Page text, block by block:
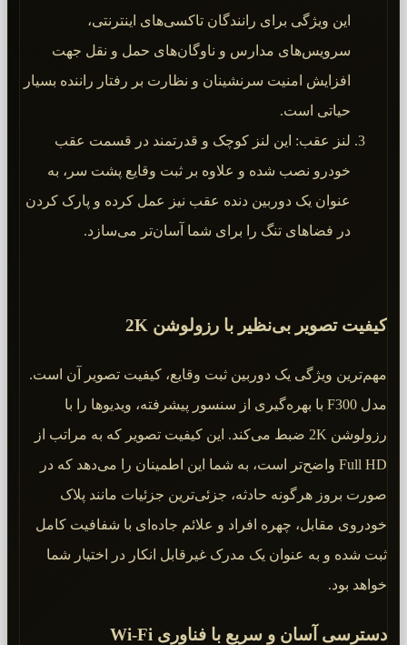
این ویژگی برای رانندگان تاکسی‌های اینترنتی،
سرویس‌های مدارس و ناوگان‌های حمل و نقل جهت
افزایش امنیت سرنشینان و نظارت بر رفتار راننده بسیار
حیاتی است.
لنز عقب: این لنز کوچک و قدرتمند در قسمت عقب
خودرو نصب شده و علاوه بر ثبت وقایع پشت سر، به
عنوان یک دوربین دنده عقب نیز عمل کرده و پارک کردن
در فضاهای تنگ را برای شما آسان‌تر می‌سازد.
کیفیت تصویر بی‌نظیر با رزولوشن 2K
مهم‌ترین ویژگی یک دوربین ثبت وقایع، کیفیت تصویر آن است.
مدل F300 با بهره‌گیری از سنسور پیشرفته، ویدیوها را با
رزولوشن 2K ضبط می‌کند. این کیفیت تصویر که به مراتب از
Full HD واضح‌تر است، به شما این اطمینان را می‌دهد که در
صورت بروز هرگونه حادثه، جزئی‌ترین جزئیات مانند پلاک
خودروی مقابل، چهره افراد و علائم جاده‌ای با شفافیت کامل
ثبت شده و به عنوان یک مدرک غیرقابل انکار در اختیار شما
خواهد بود.
دسترسی آسان و سریع با فناوری Wi-Fi